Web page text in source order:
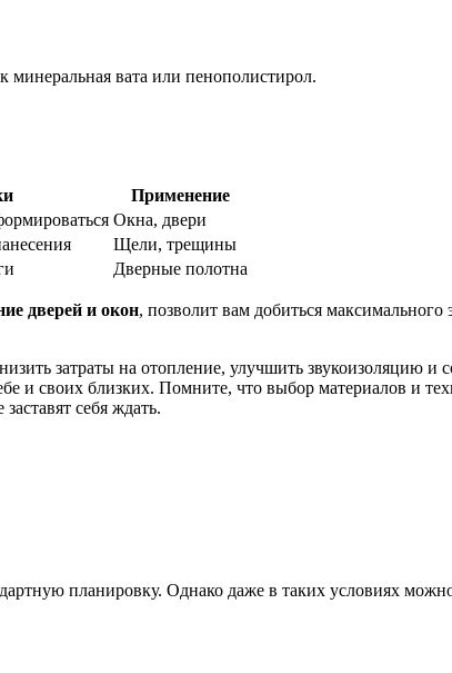
минеральная вата или пенополистирол.
Применение
Окна, двери
Щели, трещины
Дверные полотна
дверей и окон, позволит вам добиться максимального
затраты на отопление, улучшить звукоизоляцию и
и своих близких. Помните, что выбор материалов и
себя ждать.
планировку. Однако даже в таких условиях